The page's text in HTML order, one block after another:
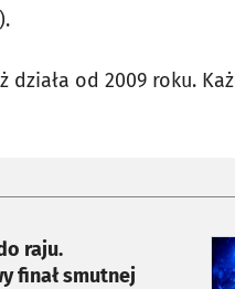
działa od 2009 roku.
raju.
finał smutnej